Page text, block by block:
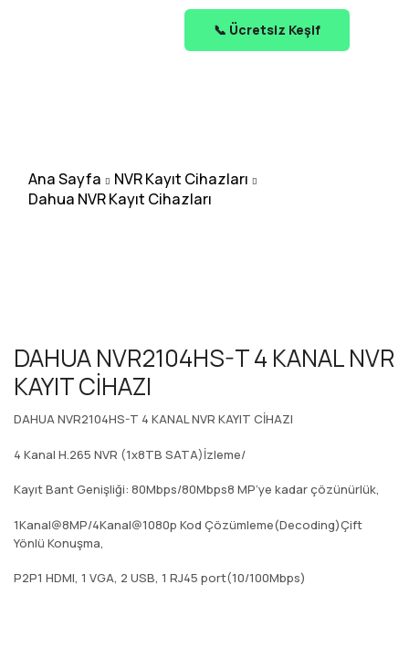
📞 Ücretsiz Keşif
Ana Sayfa
NVR Kayıt Cihazları
Dahua NVR Kayıt Cihazları
DAHUA NVR2104HS-T 4 KANAL NVR
KAYIT CİHAZI
DAHUA NVR2104HS-T 4 KANAL NVR KAYIT CİHAZI
4 Kanal H.265 NVR (1x8TB SATA)İzleme/
Kayıt Bant Genişliği: 80Mbps/80Mbps8 MP’ye kadar çözünürlük,
1Kanal@8MP/4Kanal@1080p Kod Çözümleme(Decoding)Çift
Yönlü Konuşma,
P2P1 HDMI, 1 VGA, 2 USB, 1 RJ45 port(10/100Mbps)